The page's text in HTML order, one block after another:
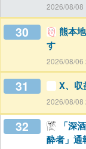
2026/08/08
30
熊本
す
2026/08/06
31 X、収
2026/08/08
32
「深
酔者」通